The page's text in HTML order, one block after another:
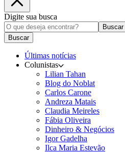
Digite sua busca
Buscar
Buscar
Últimas notícias
Colunistas
Lilian Tahan
Blog do Noblat
Carlos Carone
Andreza Matais
Claudia Meireles
Fábia Oliveira
Dinheiro & Negócios
Igor Gadelha
Ilca Maria Estevão